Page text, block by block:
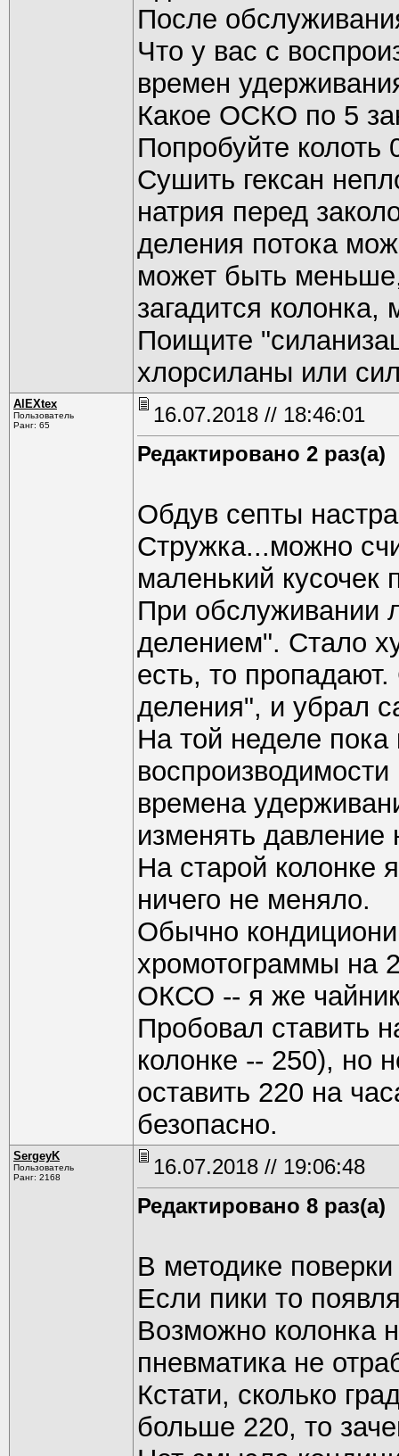
После
Что у вас с
времен
Какое ОСКО по 5
Попробуйте колоть
Сушить гексан
натрия перед
деления потока
может быть
загадится
Поищите
хлорсиланы или
AlEXtex
Пользователь
Ранг: 65
16.07.2018 // 18:46:01
Редактировано 2 раз(а)
Обдув септы
Стружка...можно
маленький кусочек
При обслуживании
делением". Стало
есть, то
деления", и убрал
На той неделе пока
времена
изменять давление
На старой колонке
ничего не меняло.
Обычно
хромотограммы на
ОКСО -- я же
Пробовал ставить
колонке -- 250), но
оставить 220 на
безопасно.
SergeyK
Пользователь
Ранг: 2168
16.07.2018 // 19:06:48
Редактировано 8 раз(а)
В методике
Если пики то
Возможно колонка
пневматика не
Кстати, сколько
больше 220, то